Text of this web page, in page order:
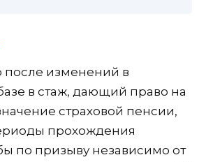
после изменений в
в стаж, дающий право на
страховой пенсии,
прохождения
по призыву независимо от